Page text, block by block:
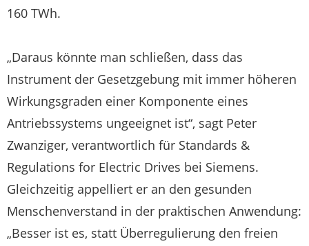
160 TWh.
„Daraus könnte man schließen, dass das
Instrument der Gesetzgebung mit immer höheren
Wirkungsgraden einer Komponente eines
Antriebssystems ungeeignet ist“, sagt Peter
Zwanziger, verantwortlich für Standards &
Regulations for Electric Drives bei Siemens.
Gleichzeitig appelliert er an den gesunden
Menschenverstand in der praktischen Anwendung:
„Besser ist es, statt Überregulierung den freien